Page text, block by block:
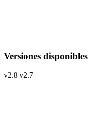
Versiones disponibles
v2.8 v2.7